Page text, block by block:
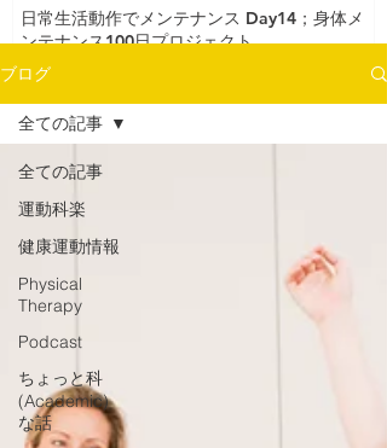
日常生活動作でメンテナンス Day14；身体メ
ンテナンス100日プロジェクト
ブログ
全ての記事
運動科楽
健康運動情報
Physical
Therapy
Podcast
ちょっと科
(Academic)
な話
全ての記事